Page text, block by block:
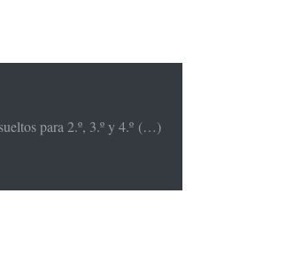
para 2.º, 3.º y 4.º (…)